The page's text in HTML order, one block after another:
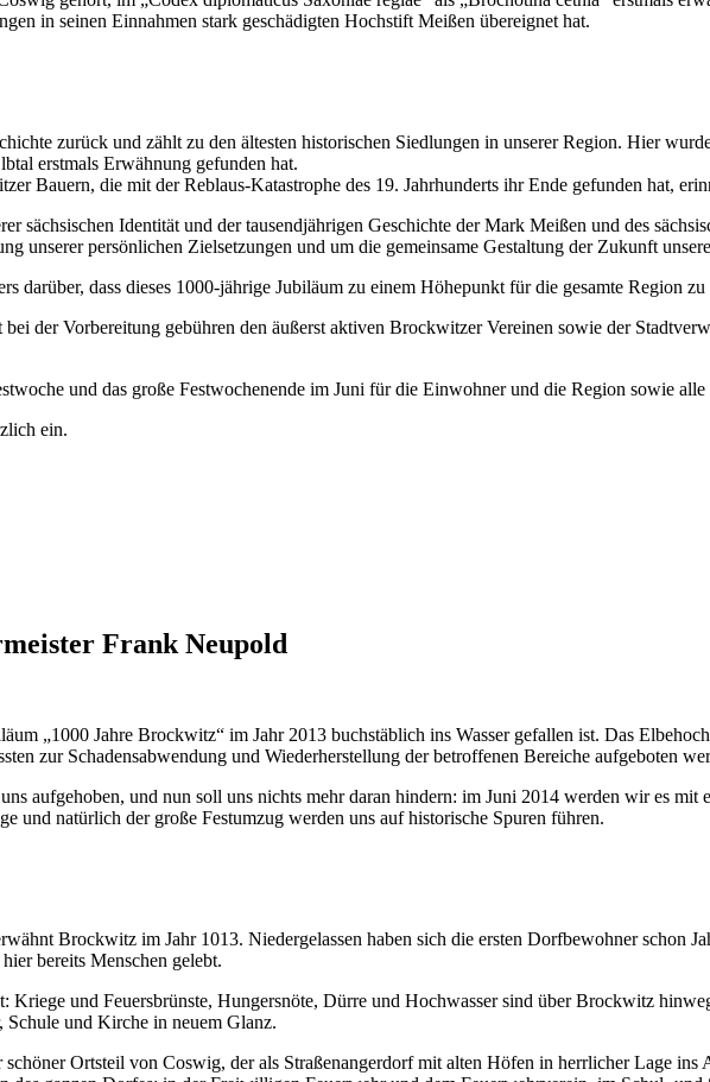
in seinen Einnahmen stark geschädigten Hochstift Meißen übereignet hat.
zurück und zählt zu den ältesten historischen Siedlungen in unserer Region. Hier
erstmals Erwähnung gefunden hat.
Bauern, die mit der Reblaus-Katastrophe des 19. Jahrhunderts ihr Ende gefunden hat,
sächsischen Identität und der tausendjährigen Geschichte der Mark Meißen und des
unserer persönlichen Zielsetzungen und um die gemeinsame Gestaltung der Zukunft
darüber, dass dieses 1000-jährige Jubiläum zu einem Höhepunkt für die gesamte Region
bei der Vorbereitung gebühren den äußerst aktiven Brockwitzer Vereinen sowie der
und das große Festwochenende im Juni für die Einwohner und die Region sowie
ein.
Frank Neupold
„1000 Jahre Brockwitz“ im Jahr 2013 buchstäblich ins Wasser gefallen ist. Das
zur Schadensabwendung und Wiederherstellung der betroffenen Bereiche aufgeboten
aufgehoben, und nun soll uns nichts mehr daran hindern: im Juni 2014 werden wir es
und natürlich der große Festumzug werden uns auf historische Spuren führen.
Brockwitz im Jahr 1013. Niedergelassen haben sich die ersten Dorfbewohner schon
bereits Menschen gelebt.
Kriege und Feuersbrünste, Hungersnöte, Dürre und Hochwasser sind über Brockwitz
Schule und Kirche in neuem Glanz.
Ortsteil von Coswig, der als Straßenangerdorf mit alten Höfen in herrlicher Lage